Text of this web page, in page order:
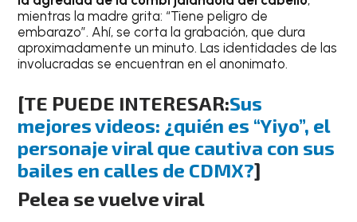
mientras la madre grita: “Tiene peligro de
embarazo”. Ahí, se corta la grabación, que dura
aproximadamente un minuto. Las identidades de las
involucradas se encuentran en el anonimato.
[TE PUEDE INTERESAR:Sus
mejores videos: ¿quién es “Yiyo”, el
personaje viral que cautiva con sus
bailes en calles de CDMX?]
Pelea se vuelve viral